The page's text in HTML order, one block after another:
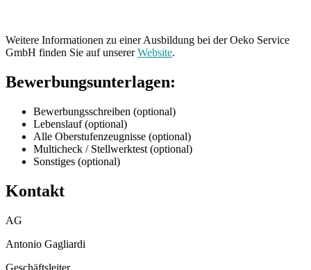
Weitere Informationen zu einer Ausbildung bei der Oeko Service
GmbH finden Sie auf unsererWebsite.
Bewerbungsunterlagen:
Bewerbungsschreiben (optional)
Lebenslauf (optional)
Alle Oberstufenzeugnisse (optional)
Multicheck / Stellwerktest (optional)
Sonstiges (optional)
Kontakt
AG
Antonio Gagliardi
Geschäftsleiter